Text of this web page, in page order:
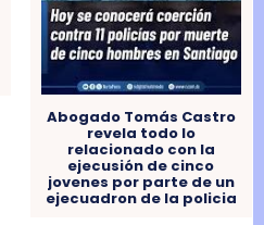
Abogado Tomás Castro
revela todo lo
relacionado con la
ejecusión de cinco
jovenes por parte de un
ejecuadron de la policia